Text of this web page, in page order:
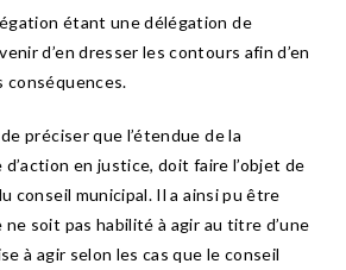
étant une délégation de
d’en dresser les contours afin d’en
conséquences.
préciser que l’étendue de la
en justice, doit faire l’objet de
conseil municipal. Il a ainsi pu être
ne soit pas habilité à agir au titre d’une
à agir selon les cas que le conseil